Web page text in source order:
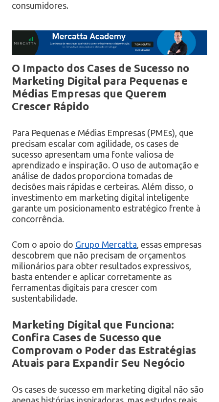
consumidores.
O Impacto dos Cases de Sucesso no
Marketing Digital para Pequenas e
Médias Empresas que Querem
Crescer Rápido
Para Pequenas e Médias Empresas (PMEs), que
precisam escalar com agilidade, os cases de
sucesso apresentam uma fonte valiosa de
aprendizado e inspiração. O uso de automação e
análise de dados proporciona tomadas de
decisões mais rápidas e certeiras. Além disso, o
investimento em marketing digital inteligente
garante um posicionamento estratégico frente à
concorrência.
Com o apoio do Grupo Mercatta , essas empresas
descobrem que não precisam de orçamentos
milionários para obter resultados expressivos,
basta entender e aplicar corretamente as
ferramentas digitais para crescer com
sustentabilidade.
Marketing Digital que Funciona:
Confira Cases de Sucesso que
Comprovam o Poder das Estratégias
Atuais para Expandir Seu Negócio
Os cases de sucesso em marketing digital não são
apenas histórias inspiradoras, mas estudos reais